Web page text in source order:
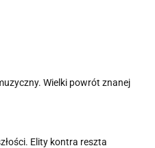
Wielki powrót znanej
Elity kontra reszta